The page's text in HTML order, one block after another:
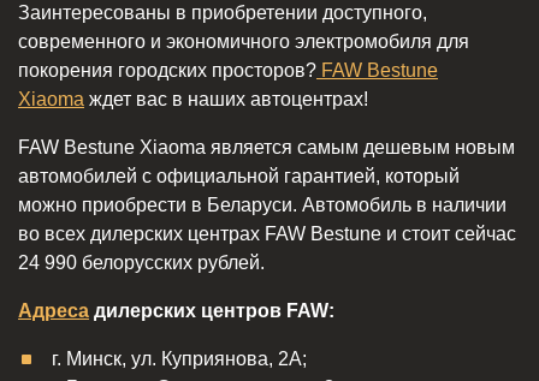
Заинтересованы в приобретении доступного,
современного и экономичного электромобиля для
покорения городских просторов? FAW Bestune
Xiaoma ждет вас в наших автоцентрах!
FAW Bestune Xiaoma является самым дешевым новым
автомобилей с официальной гарантией, который
можно приобрести в Беларуси. Автомобиль в наличии
во всех дилерских центрах FAW Bestune и стоит сейчас
24 990 белорусских рублей.
Адреса дилерских центров FAW:
г. Минск, ул. Куприянова, 2А;